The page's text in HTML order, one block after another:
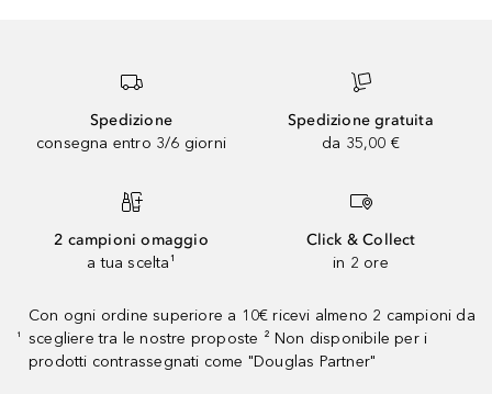
Spedizione
consegna entro 3/6 giorni
Spedizione gratuita
da 35,00 €
2 campioni omaggio
a tua scelta¹
Click & Collect
in 2 ore
¹
Con ogni ordine superiore a 10€ ricevi almeno 2 campioni da
scegliere tra le nostre proposte ² Non disponibile per i
prodotti contrassegnati come "Douglas Partner"